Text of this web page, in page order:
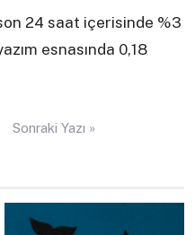
24 saat içerisinde %3
esnasında 0,18
Sonraki Yazı »